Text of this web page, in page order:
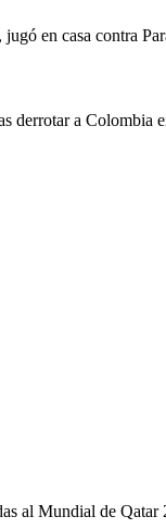
en casa contra
derrotar a Colombia
al Mundial de